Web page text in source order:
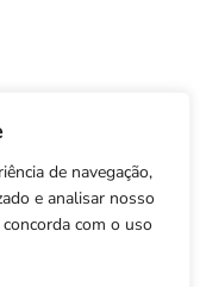
de navegação,
e analisar nosso
com o uso